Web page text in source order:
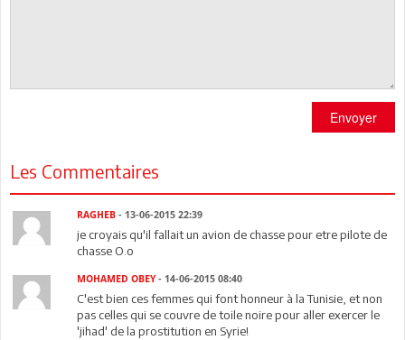
Envoyer
Les Commentaires
RAGHEB - 13-06-2015 22:39
je croyais qu'il fallait un avion de chasse pour etre pilote de
chasse O.o
MOHAMED OBEY- 14-06-2015 08:40
C'est bien ces femmes qui font honneur à la Tunisie, et non
pas celles qui se couvre de toile noire pour aller exercer le
'jihad' de la prostitution en Syrie!